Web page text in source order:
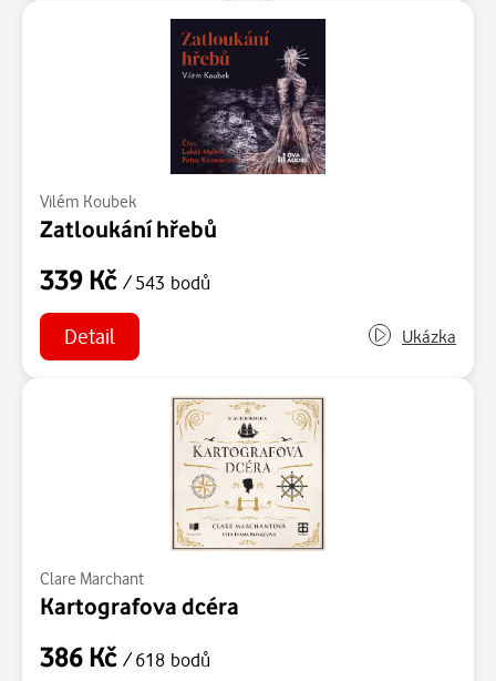
Vilém Koubek
Zatloukání hřebů
339 Kč / 543 bodů
Detail Ukázka
Clare Marchant
Kartografova dcéra
386 Kč / 618 bodů